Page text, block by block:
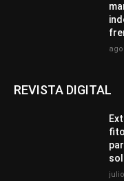
REVISTA DIGITAL